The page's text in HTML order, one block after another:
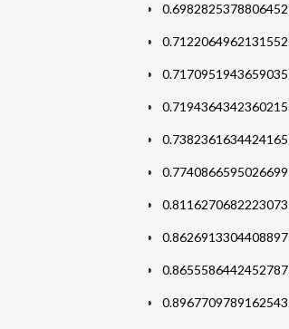
0.6982825378806452
0.7122064962131552
0.7170951943659035
0.7194364342360215
0.7382361634424165
0.7740866595026699
0.8116270682223073
0.8626913304408897
0.8655586442452787
0.8967709789162543